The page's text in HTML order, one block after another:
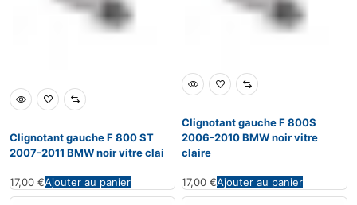
Clignotant gauche F 800 ST
2007-2011 BMW noir vitre clai
17,00 €Ajouter au panier
Clignotant gauche F 800S
2006-2010 BMW noir vitre
claire
17,00 €Ajouter au panier